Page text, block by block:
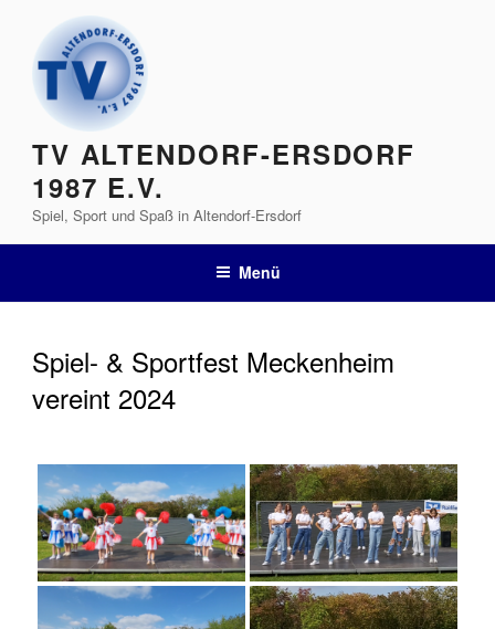
springen
TV ALTENDORF-ERSDORF
1987 E.V.
Spiel, Sport und Spaß in Altendorf-Ersdorf
Menü
Spiel- & Sportfest Meckenheim
vereint 2024